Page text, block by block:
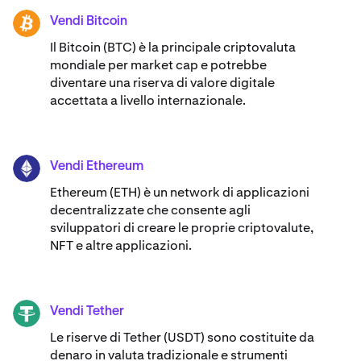
BTC Vendi Bitcoin
Il Bitcoin (BTC) è la principale criptovaluta
mondiale per market cap e potrebbe
diventare una riserva di valore digitale
accettata a livello internazionale.
ETH Vendi Ethereum
Ethereum (ETH) è un network di applicazioni
decentralizzate che consente agli
sviluppatori di creare le proprie criptovalute,
NFT e altre applicazioni.
USDT Vendi Tether
Le riserve di Tether (USDT) sono costituite da
denaro in valuta tradizionale e strumenti